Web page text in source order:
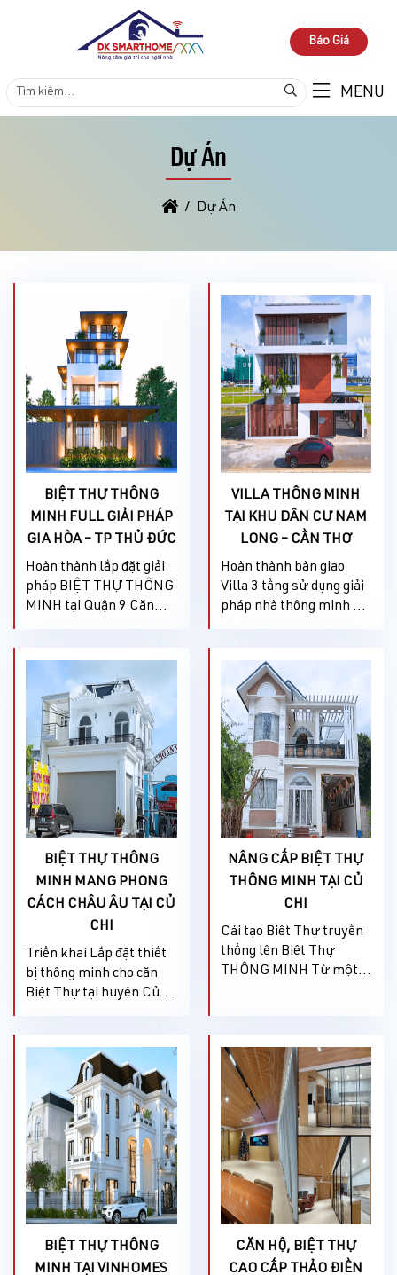
Báo Giá
MENU
Dự Án
Dự Án
BIỆT THỰ THÔNG
MINH FULL GIẢI PHÁP
GIA HÒA – TP THỦ ĐỨC
Hoàn thành lắp đặt giải
pháp BIỆT THỰ THÔNG
MINH tại Quận 9 Căn
không gian xanh nên
đem lại cảm giác dễ chịu,
thư giãn ngay từ khi
bước vào cổng nhà”.
Điểm nhấn đặc biệt có
thể kể đến đó là hệ thống
rèm...
VILLA THÔNG MINH
TẠI KHU DÂN CƯ NAM
LONG – CẦN THƠ
Hoàn thành bàn giao
Villa 3 tầng sử dụng giải
pháp nhà thông minh do
căn Villa hiện đại tại Khu
dân cư Nam Long, TP.
Cần Thơ - đã tin tưởng
lựa chọn DK
SMARTHOME là đơn vị
cung cấp và thi công giải
pháp nhà thông minh
cho tổ ấm mới...
BIỆT THỰ THÔNG
MINH MANG PHONG
CÁCH CHÂU ÂU TẠI CỦ
CHI
Triển khai Lắp đặt thiết
bị thông minh cho căn
Biệt Thự tại huyện Củ
còn kết hợp với mô hình
kinh doanh vàng bạc đá
quý nên anh rất quan
tâm đến vấn đề an ninh
thông minh, sau quá
trình tìm hiểu nhiều
Thương hiệu nhà thông
minh...
NÂNG CẤP BIỆT THỰ
THÔNG MINH TẠI CỦ
CHI
Cải tạo Biêt Thự truyền
thống lên Biệt Thự
THÔNG MINH Từ một
- có thể bật tắt từ xa
thông qua điện thoại.
Nhưng lo lắng thi công
lâu, làm ảnh hưởng đến
sinh hoạt của gia đình.
Sau quá trình tìm hiểu,
thì...
BIỆT THỰ THÔNG
MINH TẠI VINHOMES
CĂN HỘ, BIỆT THỰ
CAO CẤP THẢO ĐIỀN